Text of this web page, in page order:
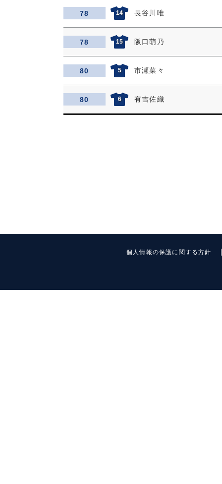
78 14 長谷川唯
78 15 阪口萌乃
80 5 市瀬菜々
80 6 有吉佐織
個人情報の保護に関する方針